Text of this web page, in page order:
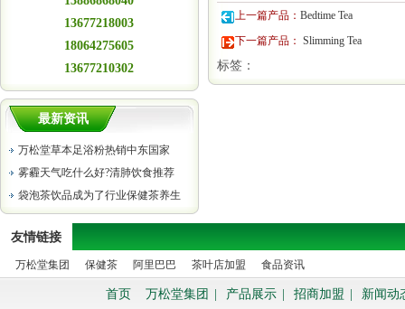
13677218003
18064275605
13677210302
最新资讯
万松堂草本足浴粉热销中东国家
雾霾天气吃什么好?清肺饮食推荐
袋泡茶饮品成为了行业保健茶养生
上一篇产品： Bedtime Tea
下一篇产品： Slimming Tea
标签：
友情链接
万松堂集团 保健茶 阿里巴巴 茶叶店加盟 食品资讯
首页 万松堂集团 产品展示 招商加盟 新闻动